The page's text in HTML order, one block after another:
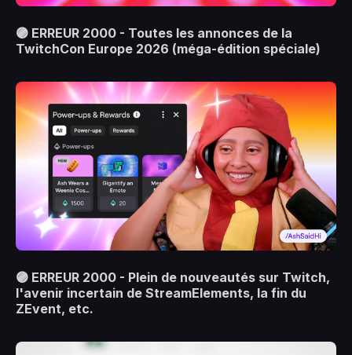
🟣 ERREUR 2000 - Toutes les annonces de la
TwitchCon Europe 2026 (méga-édition spéciale)
🟣 ERREUR 2000 - Plein de nouveautés sur Twitch,
l'avenir incertain de StreamElements, la fin du
ZEvent, etc.